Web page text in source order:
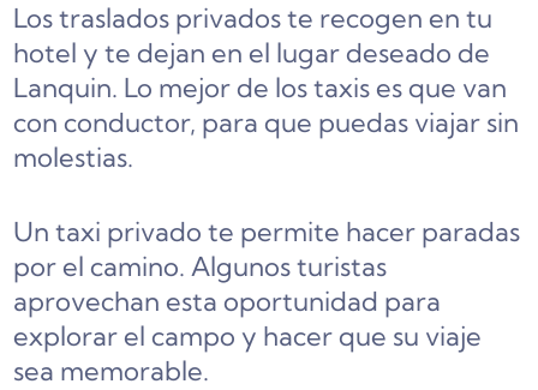
Los traslados privados te recogen en tu
hotel y te dejan en el lugar deseado de
Lanquin. Lo mejor de los taxis es que van
con conductor, para que puedas viajar sin
molestias.
Un taxi privado te permite hacer paradas
por el camino. Algunos turistas
aprovechan esta oportunidad para
explorar el campo y hacer que su viaje
sea memorable.